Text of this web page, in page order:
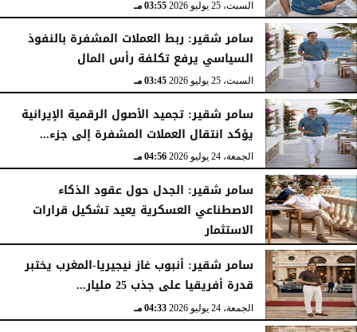
السبت، 25 يوليو 2026 03:55 مـ
سامر شقير: ربط العملات المشفرة بالنفوذ
السياسي يرفع تكلفة رأس المال
السبت، 25 يوليو 2026 03:45 مـ
سامر شقير: تجميد الأصول الرقمية الإيرانية
يؤكد انتقال العملات المشفرة إلى جزء...
الجمعة، 24 يوليو 2026 04:56 مـ
سامر شقير: الجدل حول عقود الذكاء
الاصطناعي العسكرية يعيد تشكيل قرارات
الاستثمار
الجمعة، 24 يوليو 2026 04:45 مـ
سامر شقير: أنبوب غاز نيجيريا-المغرب يختبر
قدرة أفريقيا على جذب 25 مليار...
الجمعة، 24 يوليو 2026 04:33 مـ